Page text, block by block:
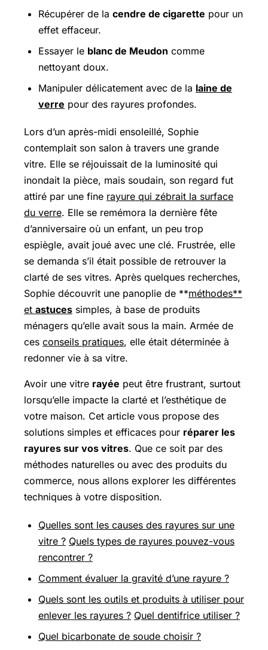
Récupérer de la cendre de cigarette pour un
effet effaceur.
Essayer le blanc de Meudon comme
nettoyant doux.
Manipuler délicatement avec de la laine de
verre pour des rayures profondes.
Lors d’un après-midi ensoleillé, Sophie
contemplait son salon à travers une grande
vitre. Elle se réjouissait de la luminosité qui
inondait la pièce, mais soudain, son regard fut
attiré par une fine rayure qui zébrait la surface
du verre. Elle se remémora la dernière fête
d’anniversaire où un enfant, un peu trop
espiègle, avait joué avec une clé. Frustrée, elle
se demanda s’il était possible de retrouver la
clarté de ses vitres. Après quelques recherches,
Sophie découvrit une panoplie de **méthodes**
et astuces simples, à base de produits
ménagers qu’elle avait sous la main. Armée de
ces conseils pratiques, elle était déterminée à
redonner vie à sa vitre.
Avoir une vitre rayée peut être frustrant, surtout
lorsqu’elle impacte la clarté et l’esthétique de
votre maison. Cet article vous propose des
solutions simples et efficaces pour réparer les
rayures sur vos vitres. Que ce soit par des
méthodes naturelles ou avec des produits du
commerce, nous allons explorer les différentes
techniques à votre disposition.
Quelles sont les causes des rayures sur une
vitre ? Quels types de rayures pouvez-vous
rencontrer ?
Comment évaluer la gravité d’une rayure ?
Quels sont les outils et produits à utiliser pour
enlever les rayures ? Quel dentifrice utiliser ?
Quel bicarbonate de soude choisir ?